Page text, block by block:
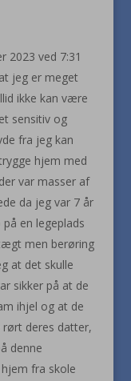
2023 ved 7:31
jeg er meget
ikke kan være
sensitiv og
fra jeg kan
hjem med
var masser af
da jeg var 7 år
en legeplads
men berøring
at det skulle
sikker på at de
ihjel og at de
rørt deres datter,
denne
fra skole